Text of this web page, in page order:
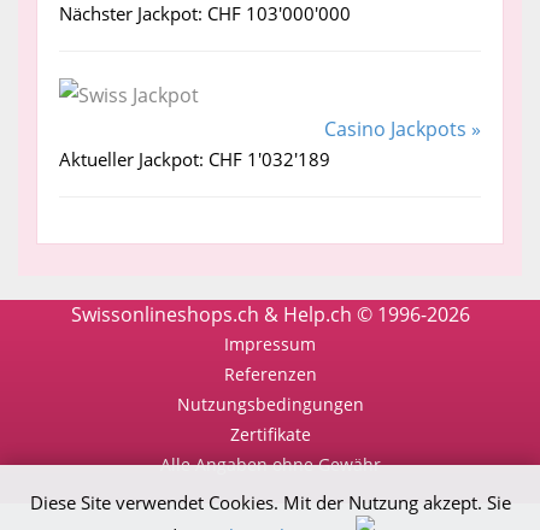
Nächster Jackpot: CHF 103'000'000
Casino Jackpots »
Aktueller Jackpot: CHF 1'032'189
Swissonlineshops.ch & Help.ch © 1996-2026
Impressum
Referenzen
Nutzungsbedingungen
Zertifikate
Alle Angaben ohne Gewähr
Diese Site verwendet Cookies. Mit der Nutzung akzept. Sie